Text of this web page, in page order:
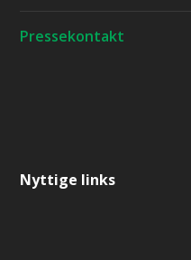
Pressekontakt
Nyttige links